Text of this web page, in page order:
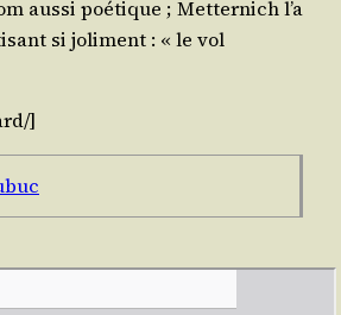
aus­si poé­tique ; Met­ter­nich l’a
si joli­ment : « le vol
/​]